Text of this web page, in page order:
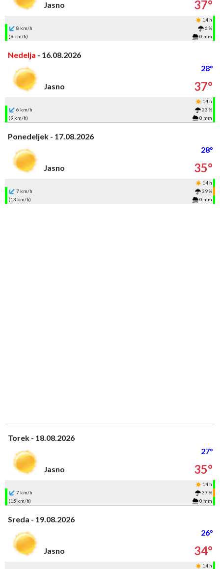
Jasno
37°
14 h
8 km/h
6 %
(9 km/h)
0 mm
Nedelja - 16.08.2026
28°
Jasno
37°
14 h
6 km/h
23 %
(9 km/h)
0 mm
Ponedeljek - 17.08.2026
28°
Jasno
35°
14 h
7 km/h
39 %
(13 km/h)
0 mm
Torek - 18.08.2026
27°
Jasno
35°
14 h
7 km/h
37 %
(15 km/h)
0 mm
Sreda - 19.08.2026
26°
Jasno
34°
14 h